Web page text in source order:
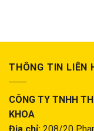
THÔNG TIN LIÊN
CÔNG TY TNHH
KHOA